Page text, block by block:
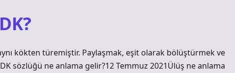
kökten türemiştir. Paylaşmak, eşit olarak bölüştürmek ve
sözlüğü ne anlama gelir?12 Temmuz 2021Ülüş ne anlama